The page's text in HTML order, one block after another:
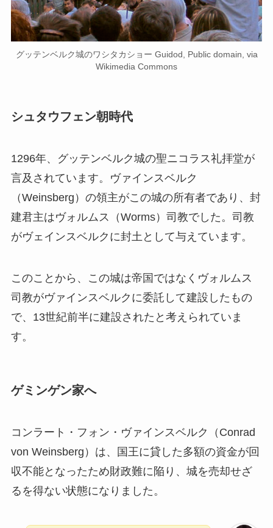
グッテンベルク城のワシタカショー Guidod, Public domain, via
Wikimedia Commons
シュタウフェン朝時代
1296年、グッテンベルク城の聖ニコラス礼拝堂が
言及されています。ヴァインスベルク
（Weinsberg）の領主がこの城の所有者であり、封
建君主はヴォルムス（Worms）司教でした。司教
がヴェインスベルクに封土として与えています。
このことから、この城は帝国ではなくヴォルムス
司教がヴァインスベルクに委託して建設したもの
で、13世紀前半に建設されたと考えられていま
す。
ゲミンゲン家へ
コンラート・フォン・ヴァインスベルク（Conrad
von Weinsberg）は、国王に貸した多額の資金が回
収不能となったため財政難に陥り、城を売却せざ
るを得ない状態になりました。